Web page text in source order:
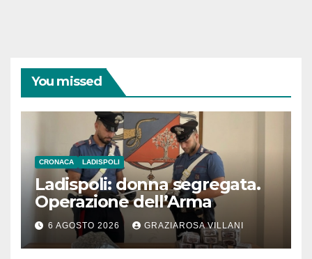
You missed
CRONACA LADISPOLI
Ladispoli: donna segregata.
Operazione dell’Arma
6 AGOSTO 2026 GRAZIAROSA VILLANI